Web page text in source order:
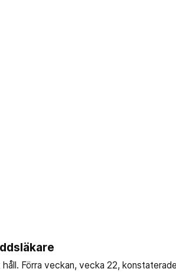
Förra veckan, vecka 22,